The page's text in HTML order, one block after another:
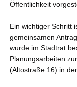
Öffentlichkeit
Ein wichtiger Schritt
gemeinsamen
wurde im Stadtrat
Planungsarbeiten
(Altostraße 16) in